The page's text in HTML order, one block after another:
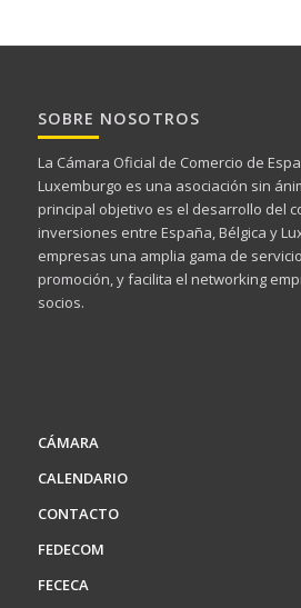
SOBRE NOSOTROS
La Cámara Oficial de Comercio de
Luxemburgo es una asociación sin
principal objetivo es el desarrollo del
inversiones entre España, Bélgica y
empresas una amplia gama de
promoción, y facilita el networking
socios.
CÁMARA
CALENDARIO
CONTACTO
FEDECOM
FECECA